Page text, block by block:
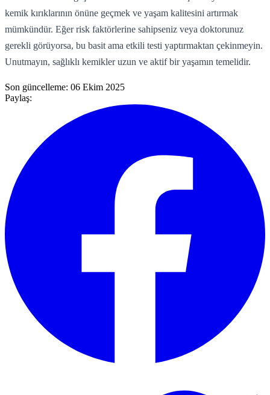
kemik kırıklarının önüne geçmek ve yaşam kalitesini artırmak
mümkündür. Eğer risk faktörlerine sahipseniz veya doktorunuz
gerekli görüyorsa, bu basit ama etkili testi yaptırmaktan çekinmeyin.
Unutmayın, sağlıklı kemikler uzun ve aktif bir yaşamın temelidir.
Son güncelleme: 06 Ekim 2025
Paylaş: